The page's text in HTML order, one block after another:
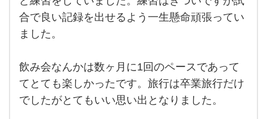
ク
ル
や部
活は
あ
り
サー
クル
に入
って
た。
ほと
んど
部活
のよ
合で良い記録を出せるよう一生懸命頑張ってい
ました。
飲み会なんかは数ヶ月に1回のペースであって
てとても楽しかったです。旅行は卒業旅行だけ
でしたがとてもいい思い出となりました。